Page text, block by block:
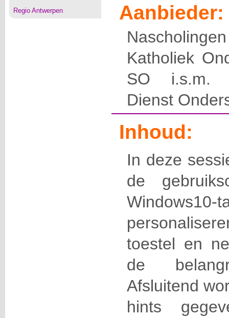
Regio Antwerpen
Aanbieder:
Katholiek
SO i.s.m.
Dienst
Inhoud:
In deze
de
toestel en
de
Afsluitend
hints